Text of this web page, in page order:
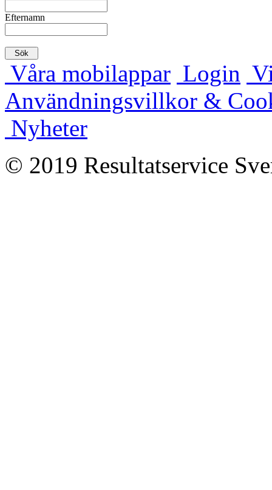
Efternamn
Våra mobilappar Login
Användningsvillkor &
Nyheter
© 2019 Resultatservice